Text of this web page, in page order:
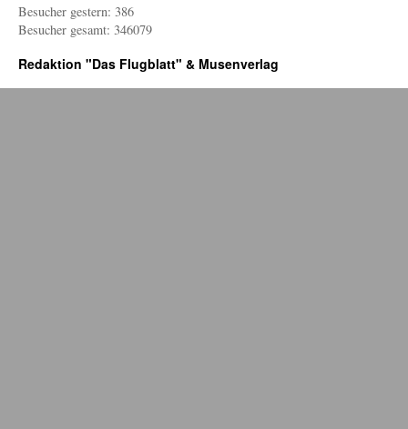
Besucher gestern: 386
Besucher gesamt: 346079
Redaktion "Das Flugblatt" & Musenverlag